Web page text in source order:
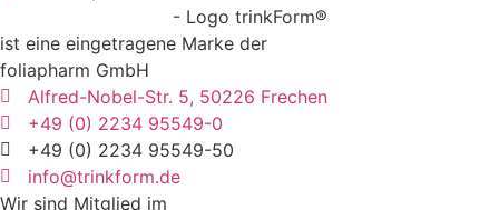
ist eine eingetragene Marke der
foliapharm GmbH
Alfred-Nobel-Str. 5, 50226 Frechen
+49 (0) 2234 95549-0
+49 (0) 2234 95549-50
info@trinkform.de
Wir sind Mitglied im